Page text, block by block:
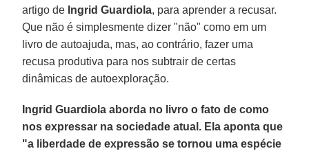
artigo de Ingrid Guardiola, para aprender a recusar.
Que não é simplesmente dizer "não" como em um
livro de autoajuda, mas, ao contrário, fazer uma
recusa produtiva para nos subtrair de certas
dinâmicas de autoexploração.
Ingrid Guardiola aborda no livro o fato de como
nos expressar na sociedade atual. Ela aponta que
"a liberdade de expressão se tornou uma espécie